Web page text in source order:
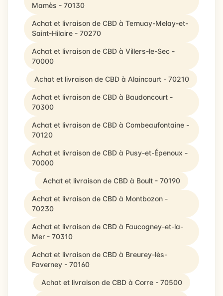
Mamès - 70130
Achat et livraison de CBD à Ternuay-Melay-et-
Saint-Hilaire - 70270
Achat et livraison de CBD à Villers-le-Sec -
70000
Achat et livraison de CBD à Alaincourt - 70210
Achat et livraison de CBD à Baudoncourt -
70300
Achat et livraison de CBD à Combeaufontaine -
70120
Achat et livraison de CBD à Pusy-et-Épenoux -
70000
Achat et livraison de CBD à Boult - 70190
Achat et livraison de CBD à Montbozon -
70230
Achat et livraison de CBD à Faucogney-et-la-
Mer - 70310
Achat et livraison de CBD à Breurey-lès-
Faverney - 70160
Achat et livraison de CBD à Corre - 70500